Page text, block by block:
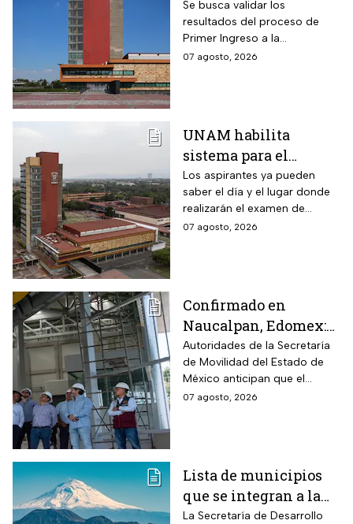
de control 2026;
consulta dónde será
Se busca validar los
resultados del proceso de
Primer Ingreso a la
Licenciatura luego de
07 agosto, 2026
UNAM habilita
sistema para el
examen de control: así
puedes consultar
fecha, hora y sede
Los aspirantes ya pueden
saber el día y el lugar donde
realizarán el examen de
control de forma presencial
07 agosto, 2026
Confirmado en
Naucalpan, Edomex:
la Línea 3 del
Mexicable llega al
71,4% de avance y
anuncian cuándo
Autoridades de la Secretaría
de Movilidad del Estado de
México anticipan que el
transporte teleférico reducirá
07 agosto, 2026
Lista de municipios
que se integran a la
Zona Metropolitana
La Secretaría de Desarrollo